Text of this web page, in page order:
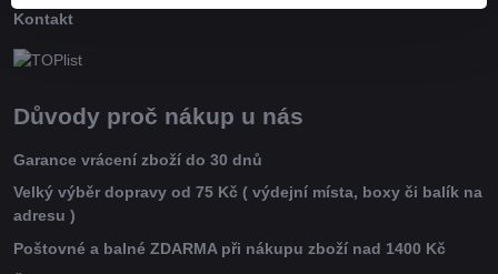
Kontakt
Důvody proč nákup u nás
Garance vrácení zboží do 30 dnů
Velký výběr dopravy od 75 Kč ( výdejní místa, boxy či balík na
adresu )
Poštovné a balné ZDARMA při nákupu zboží nad 1400 Kč